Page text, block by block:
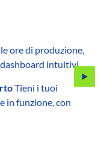
ore di produzione,
intuitivi.
Tieni i tuoi
in funzione, con